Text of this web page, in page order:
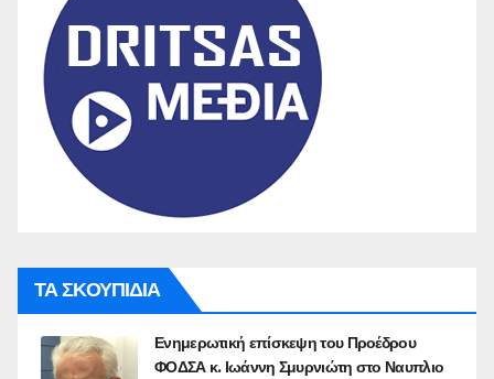
ΤΑ ΣΚΟΥΠΙΔΙΑ
Ενημερωτική επίσκεψη του Προέδρου
ΦΟΔΣΑ κ. Ιωάννη Σμυρνιώτη στο Ναυπλιο